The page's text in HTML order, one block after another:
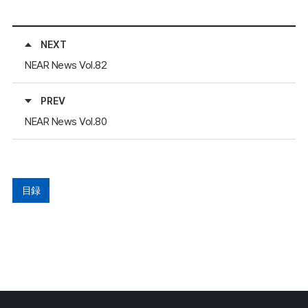
NEXT
NEAR News Vol.82
PREV
NEAR News Vol.80
目録